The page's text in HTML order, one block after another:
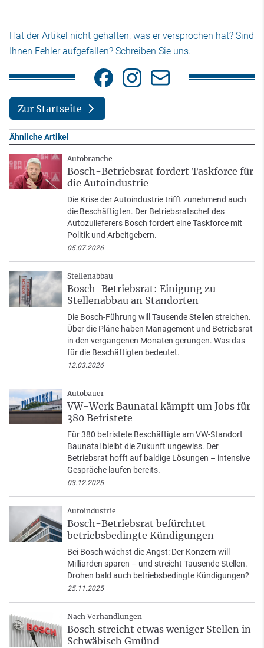
Hat der Artikel nicht gehalten, was er versprochen hat? Sind
Ihnen Fehler aufgefallen? Schreiben Sie uns.
Zur Startseite
Ähnliche Artikel
Autobranche
Bosch-Betriebsrat fordert Taskforce für
die Autoindustrie
Die Krise der Autoindustrie trifft zunehmend auch
die Beschäftigten. Der Betriebsratschef des
Autozulieferers Bosch fordert eine Taskforce mit
Politik und Arbeitgebern.
05.07.2026
Stellenabbau
Bosch-Betriebsrat: Einigung zu
Stellenabbau an Standorten
Die Bosch-Führung will Tausende Stellen streichen.
Über die Pläne haben Management und Betriebsrat
in den vergangenen Monaten gerungen. Was das
für die Beschäftigten bedeutet.
12.03.2026
Autobauer
VW-Werk Baunatal kämpft um Jobs für
380 Befristete
Für 380 befristete Beschäftigte am VW-Standort
Baunatal bleibt die Zukunft ungewiss. Der
Betriebsrat hofft auf baldige Lösungen – intensive
Gespräche laufen bereits.
03.12.2025
Autoindustrie
Bosch-Betriebsrat befürchtet
betriebsbedingte Kündigungen
Bei Bosch wächst die Angst: Der Konzern will
Milliarden sparen – und streicht Tausende Stellen.
Drohen bald auch betriebsbedingte Kündigungen?
25.11.2025
Nach Verhandlungen
Bosch streicht etwas weniger Stellen in
Schwäbisch Gmünd